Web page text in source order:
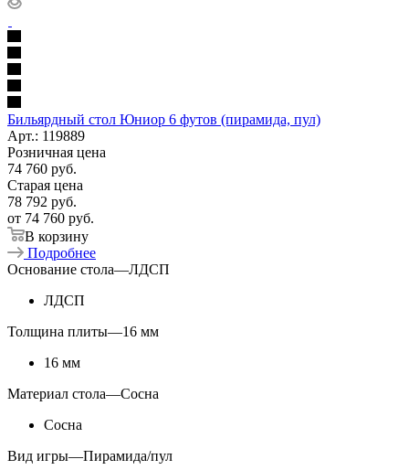
Бильярдный стол Юниор 6 футов (пирамида, пул)
Арт.: 119889
Розничная цена
74 760 руб.
Старая цена
78 792 руб.
от 74 760 руб.
В корзину
Подробнее
Основание стола—ЛДСП
ЛДСП
Толщина плиты—16 мм
16 мм
Материал стола—Сосна
Сосна
Вид игры—Пирамида/пул